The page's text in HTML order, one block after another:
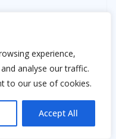
experience,
analyse our traffic.
to our use of cookies.
Accept All
Потом
в ящик стола.